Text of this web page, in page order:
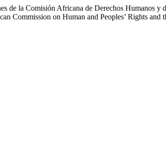
de la Comisión Africana de Derechos Humanos
Commission on Human and Peoples’ Rights